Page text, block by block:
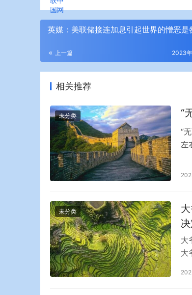
英媒：美联储接连加息引起世界的憎恶是
上一篇 2023
相关推荐
未分类 “
“
左
未分类
大
大